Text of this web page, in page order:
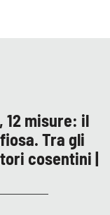
12 misure: il
Tra gli
cosentini |